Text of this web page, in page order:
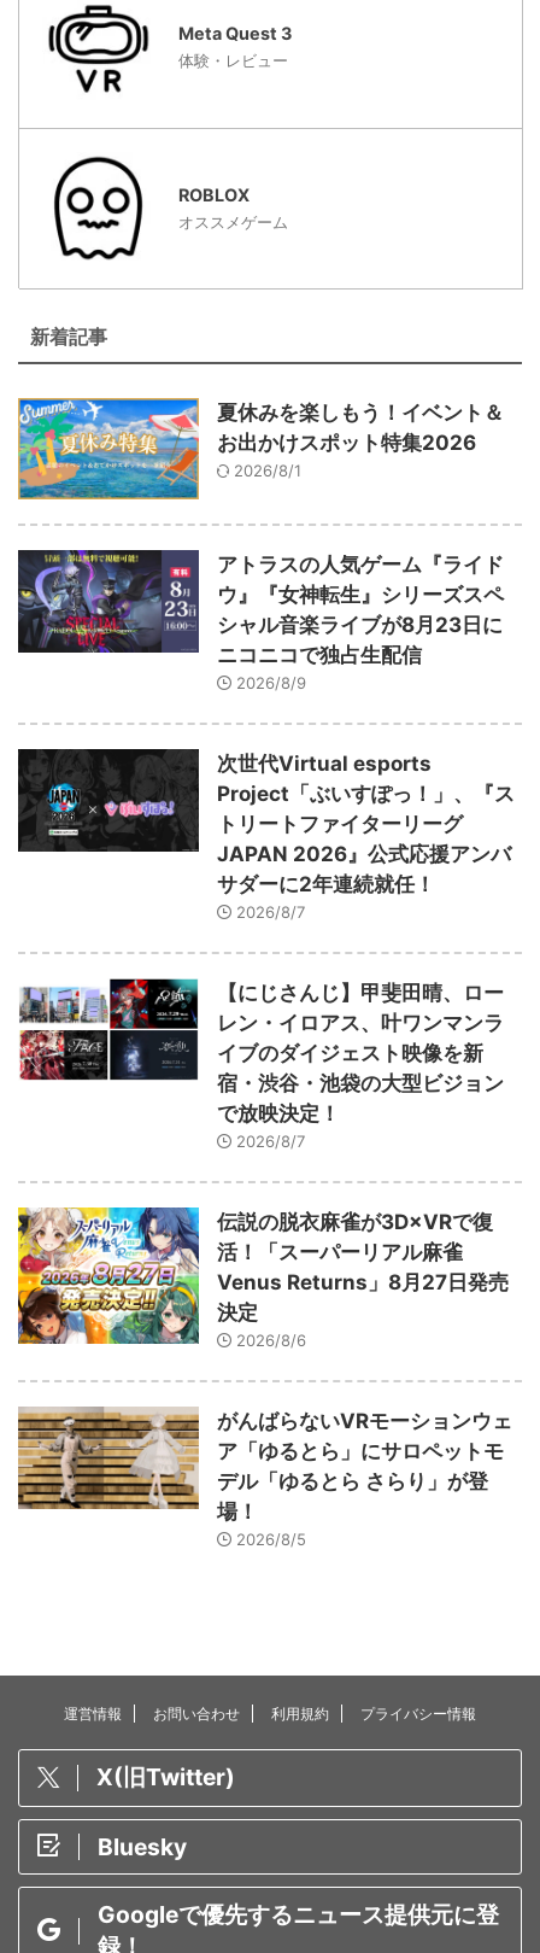
Meta Quest 3
体験・レビュー
ROBLOX
オススメゲーム
新着記事
夏休みを楽しもう！イベント＆
お出かけスポット特集2026
2026/8/1
アトラスの人気ゲーム『ライド
ウ』『女神転生』シリーズスペ
シャル音楽ライブが8月23日に
ニコニコで独占生配信
2026/8/9
次世代Virtual esports
Project「ぶいすぽっ！」、『ス
トリートファイターリーグ
JAPAN 2026』公式応援アンバ
サダーに2年連続就任！
2026/8/7
【にじさんじ】甲斐田晴、ロー
レン・イロアス、叶ワンマンラ
イブのダイジェスト映像を新
宿・渋谷・池袋の大型ビジョン
で放映決定！
2026/8/7
伝説の脱衣麻雀が3D×VRで復
活！「スーパーリアル麻雀
Venus Returns」8月27日発売
決定
2026/8/6
がんばらないVRモーションウェ
ア「ゆるとら」にサロペットモ
デル「ゆるとら さらり」が登
場！
2026/8/5
運営情報 お問い合わせ 利用規約 プライバシー情報
X(旧Twitter)
Bluesky
Googleで優先するニュース提供元に登
録！